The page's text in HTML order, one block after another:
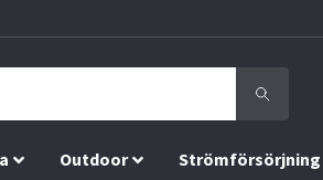
Outdoor Strömförsörjning